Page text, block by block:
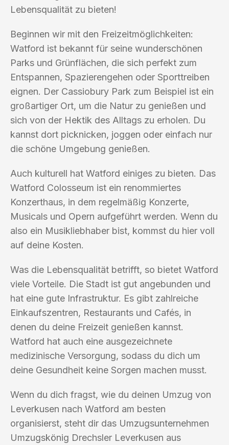
Lebensqualität zu bieten!
Beginnen wir mit den Freizeitmöglichkeiten:
Watford ist bekannt für seine wunderschönen
Parks und Grünflächen, die sich perfekt zum
Entspannen, Spazierengehen oder Sporttreiben
eignen. Der Cassiobury Park zum Beispiel ist ein
großartiger Ort, um die Natur zu genießen und
sich von der Hektik des Alltags zu erholen. Du
kannst dort picknicken, joggen oder einfach nur
die schöne Umgebung genießen.
Auch kulturell hat Watford einiges zu bieten. Das
Watford Colosseum ist ein renommiertes
Konzerthaus, in dem regelmäßig Konzerte,
Musicals und Opern aufgeführt werden. Wenn du
also ein Musikliebhaber bist, kommst du hier voll
auf deine Kosten.
Was die Lebensqualität betrifft, so bietet Watford
viele Vorteile. Die Stadt ist gut angebunden und
hat eine gute Infrastruktur. Es gibt zahlreiche
Einkaufszentren, Restaurants und Cafés, in
denen du deine Freizeit genießen kannst.
Watford hat auch eine ausgezeichnete
medizinische Versorgung, sodass du dich um
deine Gesundheit keine Sorgen machen musst.
Wenn du dich fragst, wie du deinen Umzug von
Leverkusen nach Watford am besten
organisierst, steht dir das Umzugsunternehmen
Umzugskönig Drechsler Leverkusen aus